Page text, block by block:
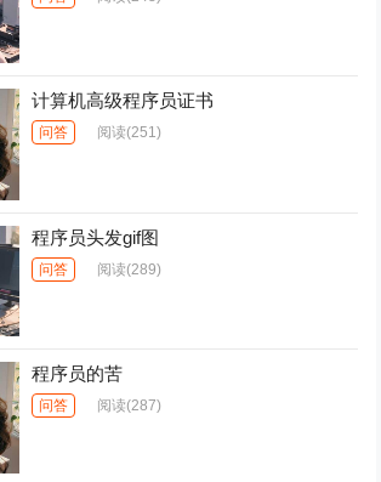
计算机高级程序员证书
问答 阅读(251)
程序员头发gif图
问答 阅读(289)
程序员的苦
问答 阅读(287)